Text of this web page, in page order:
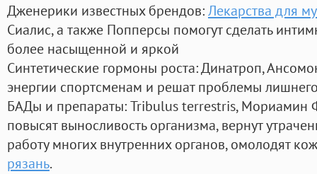
Дженерики известных брендов:Лекарства для
Сиалис, а также Попперсы помогут сделать
более насыщенной и яркой
Синтетические гормоны роста: Динатроп,
энергии спортсменам и решат проблемы
БАДы и препараты:Tribulus terrestris, Мориамин
повысят выносливость организма, вернут
работу многих внутренних органов, омолодят
рязань.